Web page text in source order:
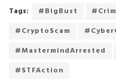
c
b
o
k
i
t
e
a
l
A
i
t
i
Tags: #BigBust
#CryptoScam
#MastermindArrested
#STFAction